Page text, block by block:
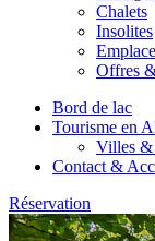
Chalets
Insolites
Offres
Bord de lac
Tourisme en
Villes &
Contact &
Réservation